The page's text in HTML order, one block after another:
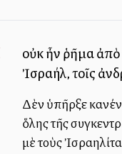
οὐκ ἦν ῥῆμα
Ἰσραήλ, τοῖς
Δὲν ὑπῆρξε
ὅλης τῆς
μὲ τοὺς